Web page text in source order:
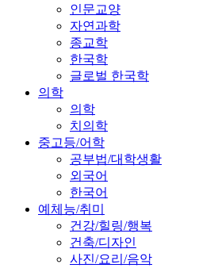
인문교양
자연과학
종교학
한국학
글로벌 한국학
의학
의학
치의학
중고등/어학
공부법/대학생활
외국어
한국어
예체능/취미
건강/힐링/행복
건축/디자인
사진/요리/음악